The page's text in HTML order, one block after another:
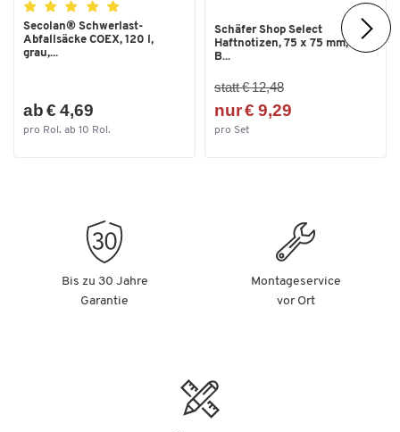
Secolan® Schwerlast-
Abfallsäcke COEX, 120 l,
grau,...
ab € 4,69
pro Rol. ab 10 Rol.
Schäfer Shop Select
Haftnotizen, 75 x 75 mm, 100
B...
statt € 12,48
nur € 9,29
pro Set
Bis zu 30 Jahre
Garantie
Montageservice
vor Ort